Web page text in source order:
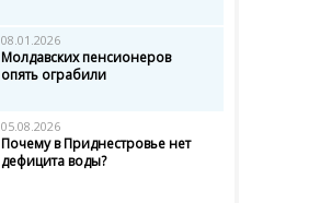
08.01.2026
Молдавских пенсионеров
опять ограбили
05.08.2026
Почему в Приднестровье нет
дефицита воды?